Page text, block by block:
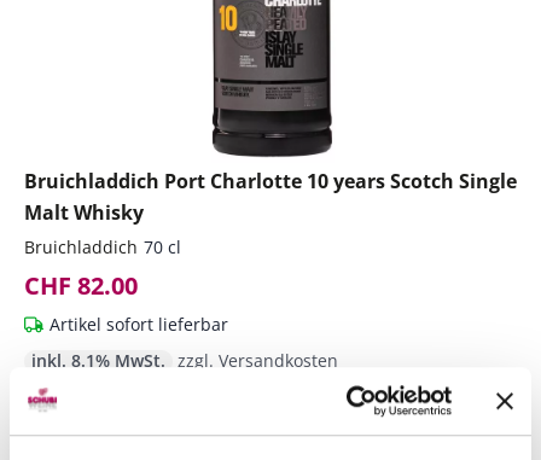
Bruichladdich Port Charlotte 10 years Scotch Single
Malt Whisky
Bruichladdich 70 cl
CHF 82.00
Artikel sofort lieferbar
inkl. 8.1% MwSt. zzgl. Versandkosten
Anzahl
hinzufügen